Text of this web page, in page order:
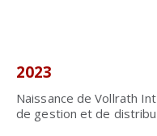
2023
Naissance de Vollrath
de gestion et de